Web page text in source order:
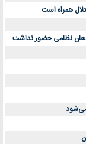
نظامی حضور نداشت